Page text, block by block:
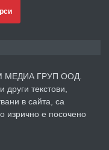
преди 4 дни
И
МЕДИА ГРУП ООД.
текстови,
в сайта, са
изрично е посочено